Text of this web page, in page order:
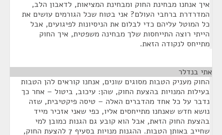
איך אנחנו מבחינת החוק ומבחינת המציאות, לדאבון הלב,
המדרדרת ברחבי העולם? אני בטוח שכל הגורמים עושים את
כל המוטל עליהם כדי לבלום את הניסיונות לפיגועים, אבל
הייתי רוצה התייחסות שלך מבחינה משפטית, איך החוק
מתייחס לנקודה הזאת.
אתי בנדלר
החוק מעניק הטבות מסוגים שונים, אנחנו קוראים להן הטבות
בעילות המנויות בהצעת החוק, שהן: עיכוב, ביטול – אחר כך
נדבר על כל אחד מהדברים האלה – טיסה פיקטיבית, שזה
נושא חדש שאנחנו מתייחסים אליו, כפי שאני אזכיר מייד
בהצעת החוק הזאת, אבל הוא קובע גם הגנות כמובן למי
שחייב באותן הטבות. ההגנות מנויות בסעיף 7 להצעת החוק,